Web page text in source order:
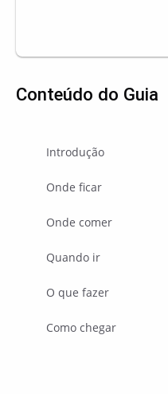
Conteúdo do Guia
Introdução
Onde ficar
Onde comer
Quando ir
O que fazer
Como chegar